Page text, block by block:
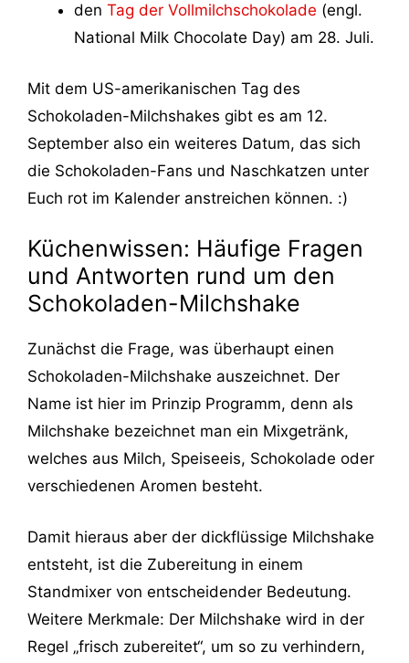
den Tag der Vollmilchschokolade (engl.
National Milk Chocolate Day) am 28. Juli.
Mit dem US-amerikanischen Tag des
Schokoladen-Milchshakes gibt es am 12.
September also ein weiteres Datum, das sich
die Schokoladen-Fans und Naschkatzen unter
Euch rot im Kalender anstreichen können. :)
Küchenwissen: Häufige Fragen
und Antworten rund um den
Schokoladen-Milchshake
Zunächst die Frage, was überhaupt einen
Schokoladen-Milchshake auszeichnet. Der
Name ist hier im Prinzip Programm, denn als
Milchshake bezeichnet man ein Mixgetränk,
welches aus Milch, Speiseeis, Schokolade oder
verschiedenen Aromen besteht.
Damit hieraus aber der dickflüssige Milchshake
entsteht, ist die Zubereitung in einem
Standmixer von entscheidender Bedeutung.
Weitere Merkmale: Der Milchshake wird in der
Regel „frisch zubereitet“, um so zu verhindern,